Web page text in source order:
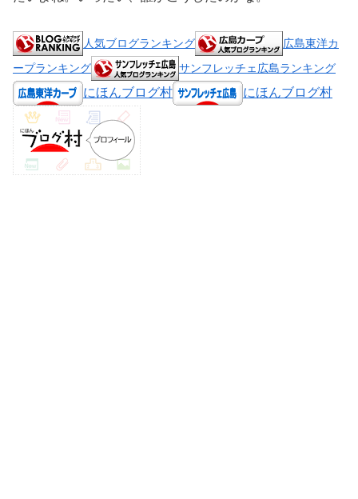
人気ブログランキング
広島東洋カ
ープランキング
サンフレッチェ広島ランキング
にほんブログ村 にほんブログ村